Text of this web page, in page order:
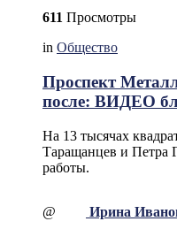
611 Просмотры
in Общество
Проспект
после: ВИДЕО
На 13 тысячах
Таращанцев и Петра
работы.
@ Ирина